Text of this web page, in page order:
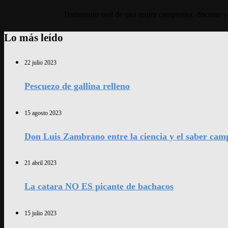
Lo más leído
22 julio 2023
Pescuezo de gallina relleno
15 agosto 2023
Don Luis Zambrano entre la ciencia y el saber
21 abril 2023
La catara NO ES picante de bachacos
15 julio 2023